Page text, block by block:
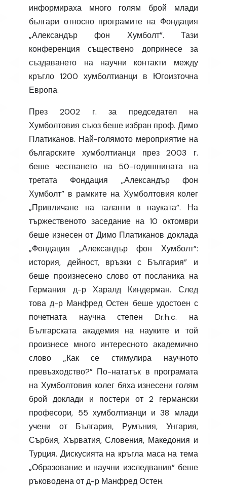
информираха много голям брой млади
българи относно програмите на Фондация
„Александър фон Хумболт”. Тази
конференция съществено допринесе за
създаването на научни контакти между
кръгло 1200 хумболтианци в Югоизточна
Европа.
През 2002 г. за председател на
Хумболтовия съюз беше избран проф. Димо
Платиканов. Най-голямото мероприятие на
българските хумболтианци през 2003 г.
беше честването на 50-годишнината на
третата Фондация „Александър фон
Хумболт” в рамките на Хумболтовия колег
„Привличане на таланти в науката”. На
тържественото заседание на 10 октомври
беше изнесен от Димо Платиканов доклада
„Фондация „Александър фон Хумболт”:
история, дейност, връзки с България” и
беше произнесено слово от посланика на
Германия д-р Харалд Киндерман. След
това д-р Манфред Остен беше удостоен с
почетната научна степен Dr.h.c. на
Българската академия на науките и той
произнесе много интересното академично
слово „Как се стимулира научното
превъзходство?” По-нататък в програмата
на Хумболтовия колег бяха изнесени голям
брой доклади и постери от 2 германски
професори, 55 хумболтианци и 38 млади
учени от България, Румъния, Унгария,
Сърбия, Хърватия, Словения, Македония и
Турция. Дискусията на кръгла маса на тема
„Образование и научни изследвания” беше
ръководена от д-р Манфред Остен.